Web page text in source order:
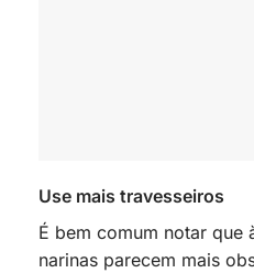
Use mais travesseiros
É bem comum notar que
narinas parecem mais